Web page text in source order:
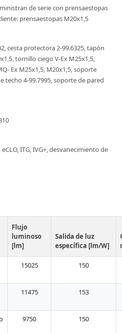
de serie con prensaestopas
prensaestopas M20x1,5
cesta protectora 2-99.6325, tapón
tornillo ciego V-Ex M25x1,5,
Ex M25x1,5, M20x1,5, soporte
techo 4-99.7995, soporte de pared
eCLO, ITG, IVG+, desvanecimiento de
Flujo
luminoso
[lm]
Salida de luz
específica [lm/W]
15025 150
11475 153
9750 150